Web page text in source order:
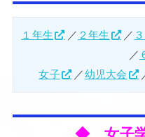
１年生 ／ ２年生 ／
／
女子
／幼児大会